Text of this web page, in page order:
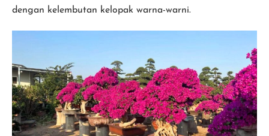
dengan kelembutan kelopak warna-warni.